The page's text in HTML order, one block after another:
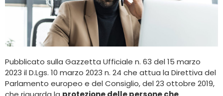
Pubblicato sulla Gazzetta Ufficiale n. 63 del 15 marzo
2023 il D.Lgs. 10 marzo 2023 n. 24 che attua la Direttiva del
Parlamento europeo e del Consiglio, del 23 ottobre 2019,